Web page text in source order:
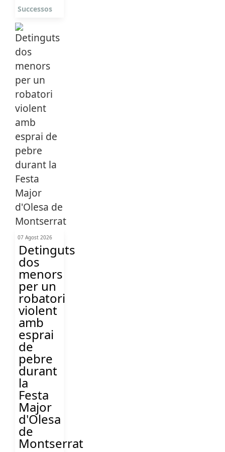
Successos
07 Agost 2026
Detinguts
dos
menors
per un
robatori
violent
amb
esprai
de
pebre
durant
la
Festa
Major
d'Olesa
de
Montserrat